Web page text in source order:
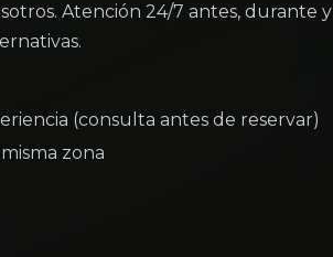
Atención 24/7 antes, durante y
(consulta antes de reservar)
zona